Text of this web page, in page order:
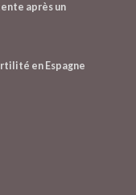
après un
en Espagne